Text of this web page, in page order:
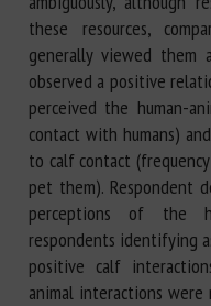
these resources,
generally viewed them
observed a positive
perceived the human-
contact with humans)
to calf contact
pet them). Respondent
perceptions of the
respondents identifying
positive calf
animal interactions